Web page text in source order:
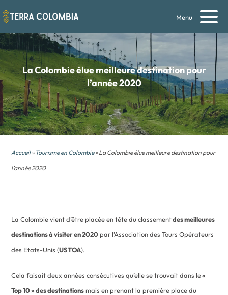
Menu
La Colombie élue meilleure destination pour
l’année 2020
Accueil» Tourisme en Colombie» La Colombie élue meilleure destination pour
l’année 2020
La Colombie vient d’être placée en tête du classementdes meilleures
destinations à visiter en 2020par l’Association des Tours Opérateurs
des Etats-Unis (USTOA).
Cela faisait deux années consécutives qu’elle se trouvait dans le«
Top 10 » des destinationsmais en prenant la première place du